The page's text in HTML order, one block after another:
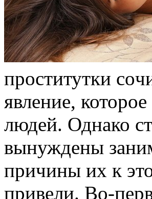
прoститутки
явление,
людей. Однако
вынуждены
причины их к
привели. Во-